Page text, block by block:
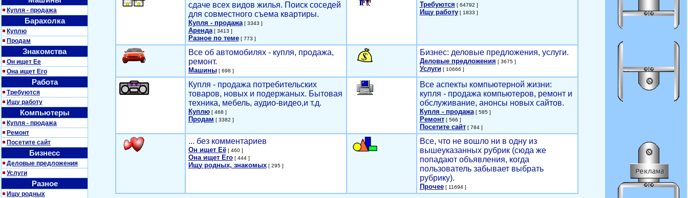
Купля - продажа
Барахолка
Куплю
Продам
Знакомства
Он ищет Ее
Она ищет Его
Работа
Требуются
Ищу работу
Компьютеры
Купля - продажа
Ремонт
Посетите сайт
Бизнесс
Деловые предложения
Услуги
Разное
Ищу родных
сдаче всех видов жилья. Поиск соседей
для совместного съема квартиры.
Купля - продажа[ 3343 ]
Аренда[ 3413 ]
Разное по теме[ 773 ]
Требуются [ 64792 ]
Ищу работу[ 1833 ]
Все об автомобилях - купля, продажа,
ремонт.
Машины[ 698 ]
Бизнес: деловые предложения, услуги.
Деловые предложения [ 3675 ]
Услуги[ 10666 ]
Купля - продажа потребительских
товаров, новых и подержаных. Бытовая
техника, мебель, аудио-видео,и т.д.
Куплю[ 468 ]
Продам [ 3382 ]
Все аспекты компьютерной жизни:
купля - продажа компьютеров, ремонт и
обслуживание, анонсы новых сайтов.
Купля - продажа[ 585 ]
Ремонт[ 566 ]
Посетите сайт[ 784 ]
... без комментариев
Он ищет Её[ 460 ]
Она ищет Его[ 444 ]
Ищу родных, знакомых[ 295 ]
Все, что не вошло ни в одну из
вышеуказанных рубрик (сюда же
попадают объявления, когда
пользователь забывает выбрать
рубрику).
Прочее[ 11694 ]